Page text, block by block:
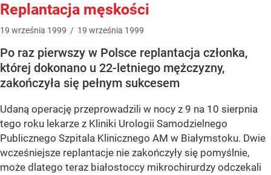
Replantacja męskości
19 września 1999 / 19 września 1999
Po raz pierwszy w Polsce replantacja członka,
której dokonano u 22-letniego mężczyzny,
zakończyła się pełnym sukcesem
Udaną operację przeprowadzili w nocy z 9 na 10 sierpnia
tego roku lekarze z Kliniki Urologii Samodzielnego
Publicznego Szpitala Klinicznego AM w Białymstoku. Dwie
wcześniejsze replantacje nie zakończyły się pomyślnie,
może dlatego teraz białostoccy mikrochirurdzy odczekali